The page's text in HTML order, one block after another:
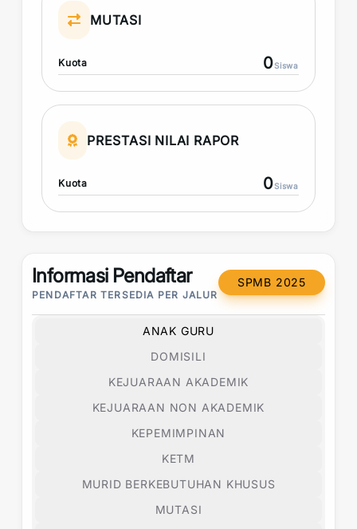
MUTASI
Kuota 0Siswa
PRESTASI NILAI RAPOR
Kuota 0Siswa
Informasi Pendaftar
PENDAFTAR TERSEDIA PER JALUR
SPMB 2025
ANAK GURU
DOMISILI
KEJUARAAN AKADEMIK
KEJUARAAN NON AKADEMIK
KEPEMIMPINAN
KETM
MURID BERKEBUTUHAN KHUSUS
MUTASI